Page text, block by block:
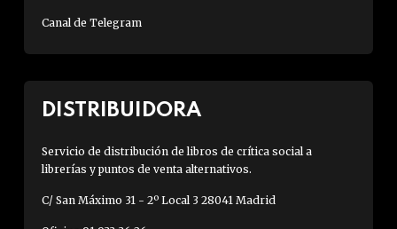
Canal de Telegram
DISTRIBUIDORA
Servicio de distribución de libros de crítica social a
librerías y puntos de venta alternativos.
C/ San Máximo 31 - 2º Local 3 28041 Madrid